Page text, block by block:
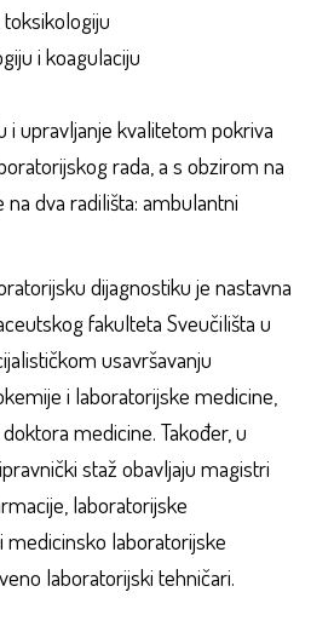
i koagulaciju
i upravljanje kvalitetom pokriva
rada, a s obzirom na
dva radilišta: ambulantni
dijagnostiku je nastavna
fakulteta Sveučilišta u
usavršavanju
i laboratorijske medicine,
medicine. Također, u
staž obavljaju magistri
laboratorijske
laboratorijske
laboratorijski tehničari.